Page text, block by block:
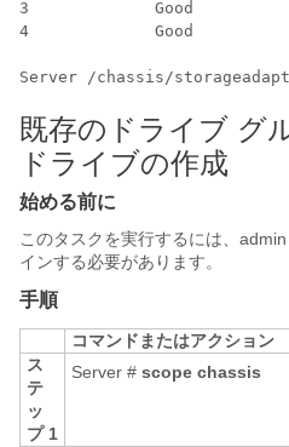
3             Good
4             Good
Server /chassis/
既存のドライブ グ
ドライブの作成
始める前に
このタスクを実行するには、
インする必要があります。
手順
コマンドまたはアクション
ス
テ
ッ
プ 1
Server # scope chassis